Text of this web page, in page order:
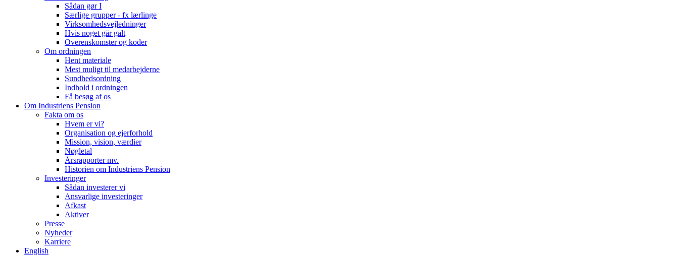
Sådan gør I
Særlige grupper - fx lærlinge
Virksomhedsvejledninger
Hvis noget går galt
Overenskomster og koder
Om ordningen
Hent materiale
Mest muligt til medarbejderne
Sundhedsordning
Indhold i ordningen
Få besøg af os
Om Industriens Pension
Fakta om os
Hvem er vi?
Organisation og ejerforhold
Mission, vision, værdier
Nøgletal
Årsrapporter mv.
Historien om Industriens Pension
Investeringer
Sådan investerer vi
Ansvarlige investeringer
Afkast
Aktiver
Presse
Nyheder
Karriere
English